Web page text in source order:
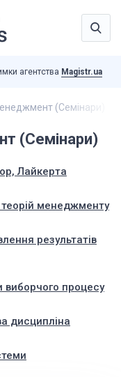
агентства Magistr.ua
(Семінари)
(Семінари)
Лайкерта
менеджменту
результатів
виборчого процесу
дисципліна